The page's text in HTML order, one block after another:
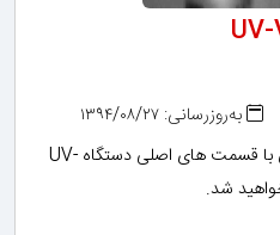
به‌روزرسانی: ۱۳۹۴/۰۸/۲۷
ویدئوی آموزشی از RSC که در آن با قسمت های اصلی دستگاه UV-